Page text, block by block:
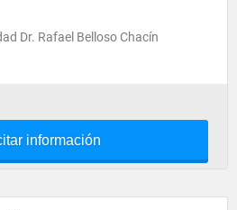
Dr. Rafael Belloso Chacín
información